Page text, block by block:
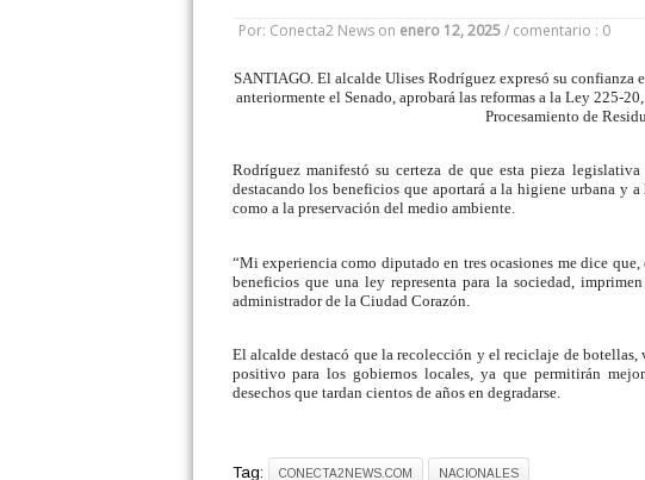
Por: Conecta2 News on enero 12, 2025 / comentario : 0
SANTIAGO. El alcalde Ulises Rodríguez expresó su confianza
anteriormente el Senado, aprobará las reformas a la Ley 225-
Procesamiento de
Rodríguez manifestó su certeza de que esta pieza
destacando los beneficios que aportará a la higiene urbana y
como a la preservación del medio ambiente.
“Mi experiencia como diputado en tres ocasiones me dice
beneficios que una ley representa para la sociedad,
administrador de la Ciudad Corazón.
El alcalde destacó que la recolección y el reciclaje de
positivo para los gobiernos locales, ya que permitirán
desechos que tardan cientos de años en degradarse.
Tag: CONECTA2NEWS.COM NACIONALES